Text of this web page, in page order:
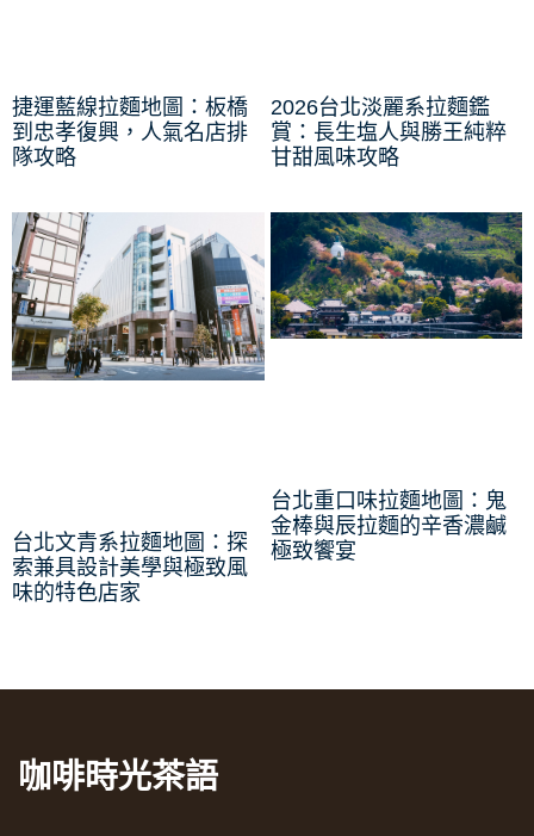
捷運藍線拉麵地圖：板橋
到忠孝復興，人氣名店排
隊攻略
2026台北淡麗系拉麵鑑
賞：長生塩人與勝王純粹
甘甜風味攻略
台北文青系拉麵地圖：探
索兼具設計美學與極致風
味的特色店家
台北重口味拉麵地圖：鬼
金棒與辰拉麵的辛香濃鹹
極致饗宴
咖啡時光茶語